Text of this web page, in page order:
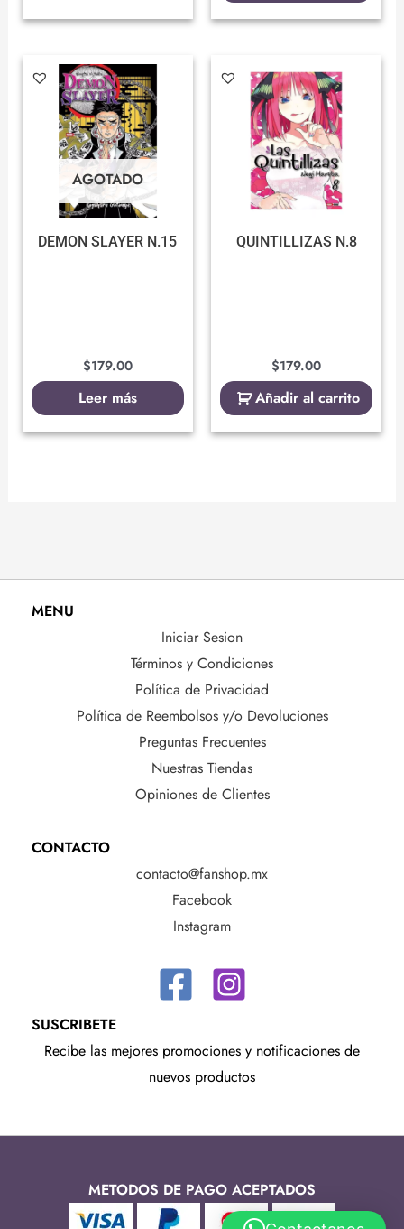
AGOTADO
DEMON SLAYER N.15
$179.00
Leer más
QUINTILLIZAS N.8
$179.00
Añadir al carrito
MENU
Iniciar Sesion
Términos y Condiciones
Política de Privacidad
Política de Reembolsos y/o Devoluciones
Preguntas Frecuentes
Nuestras Tiendas
Opiniones de Clientes
CONTACTO
contacto@fanshop.mx
Facebook
Instagram
SUSCRIBETE
Recibe las mejores promociones y notificaciones de
nuevos productos
METODOS DE PAGO ACEPTADOS